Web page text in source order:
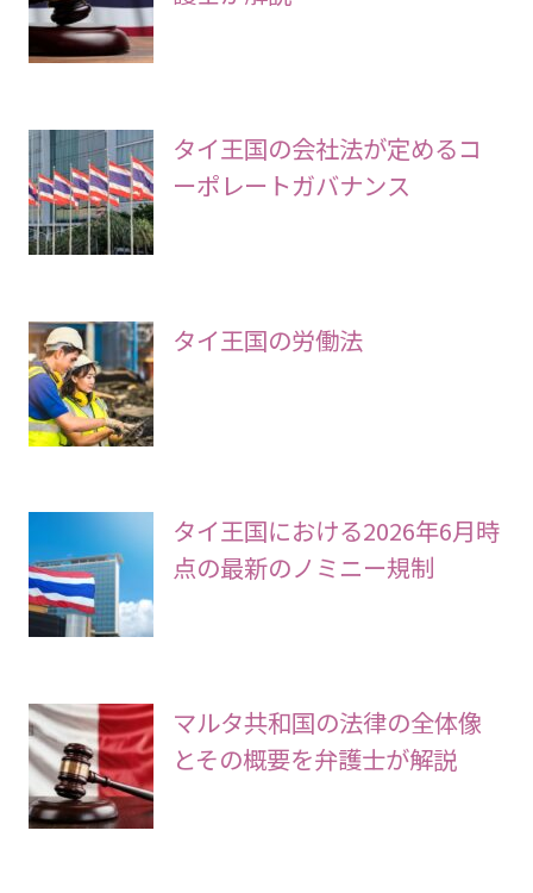
タイ王国の会社法が定めるコ
ーポレートガバナンス
タイ王国の労働法
タイ王国における2026年6月時
点の最新のノミニー規制
マルタ共和国の法律の全体像
とその概要を弁護士が解説